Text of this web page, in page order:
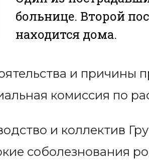
больнице. Второй
находится дома.
и причины
комиссия по
и коллектив
соболезнования